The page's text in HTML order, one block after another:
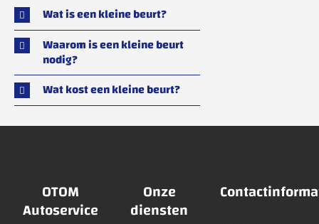
Wat is een kleine beurt?
Waarom is een kleine beurt
nodig?
Wat kost een kleine beurt?
OTOM
Autoservice
Onze
diensten